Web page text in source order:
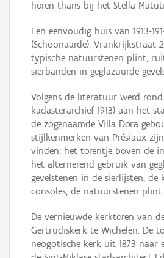
horen thans bij het Stella
Een eenvoudig huis van 1913-
(Schoonaarde), Vrankrijkstraat
typische natuurstenen plint,
sierbanden in geglazuurde
Volgens de literatuur werd rond
kadasterarchief 1913) aan het
de zogenaamde Villa Dora
stijlkenmerken van Présiaux
vinden: het torentje boven de
het alternerend gebruik van
gevelstenen in de sierlijsten,
consoles, de natuurstenen plint.
De vernieuwde kerktoren van
Gertrudiskerk te Wichelen. De
neogotische kerk uit 1873 naar